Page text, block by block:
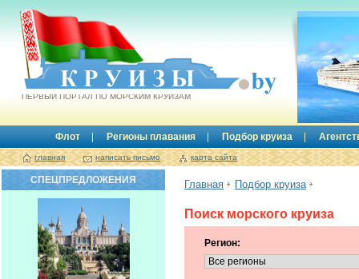
Круизы.by
ПЕРВЫЙ ПОРТАЛ ПО МОРСКИМ КРУИЗАМ
Флот Регионы плавания Подбор круиза
главная написать письмо карта сайта
Главная Подбор круиза
Поиск морского круиза
Регион:
СПЕЦПРЕДЛОЖЕНИЯ